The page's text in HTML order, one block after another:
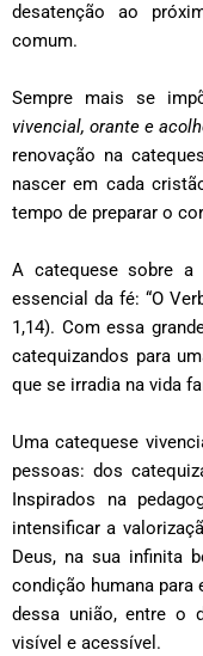
desatenção ao
comum.
Sempre mais se
vivencial, orante e
renovação na
nascer em cada
tempo de preparar o
A catequese sobre a
essencial da fé: “O
1,14). Com essa
catequizandos para
que se irradia na vida
Uma catequese
pessoas: dos
Inspirados na
intensificar a
Deus, na sua infinita
condição humana para
dessa união, entre o
visível e acessível.